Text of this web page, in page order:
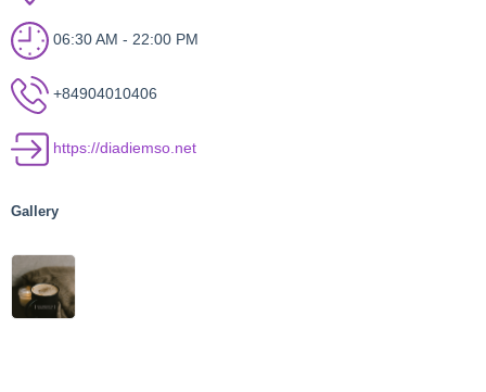
06:30 AM - 22:00 PM
+84904010406
https://diadiemso.net
Gallery